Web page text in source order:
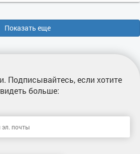
Показать еще
. Подписывайтесь, если хотите
больше: